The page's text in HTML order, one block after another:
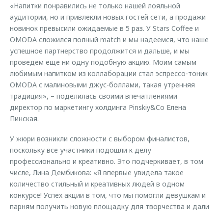
«Напитки понравились не только нашей лояльной
аудитории, но и привлекли новых гостей сети, а продажи
новинок превысили ожидаемые в 5 раз. У Stars Coffee и
OMODA сложился полный match и мы надеемся, что наше
успешное партнерство продолжится и дальше, и мы
проведем еще ни одну подобную акцию. Моим самым
любимым напитком из коллаборации стал эспрессо-тоник
OMODA с малиновыми джус-боллами, такая утренняя
традиция», – поделилась своими впечатлениями
директор по маркетингу холдинга Pinskiy&Co Елена
Пинская.
У жюри возникли сложности с выбором финалистов,
поскольку все участники подошли к делу
профессионально и креативно. Это подчеркивает, в том
числе, Лина Дембикова: «Я впервые увидела такое
количество стильный и креативных людей в одном
конкурсе! Успех акции в том, что мы помогли девушкам и
парням получить новую площадку для творчества и дали